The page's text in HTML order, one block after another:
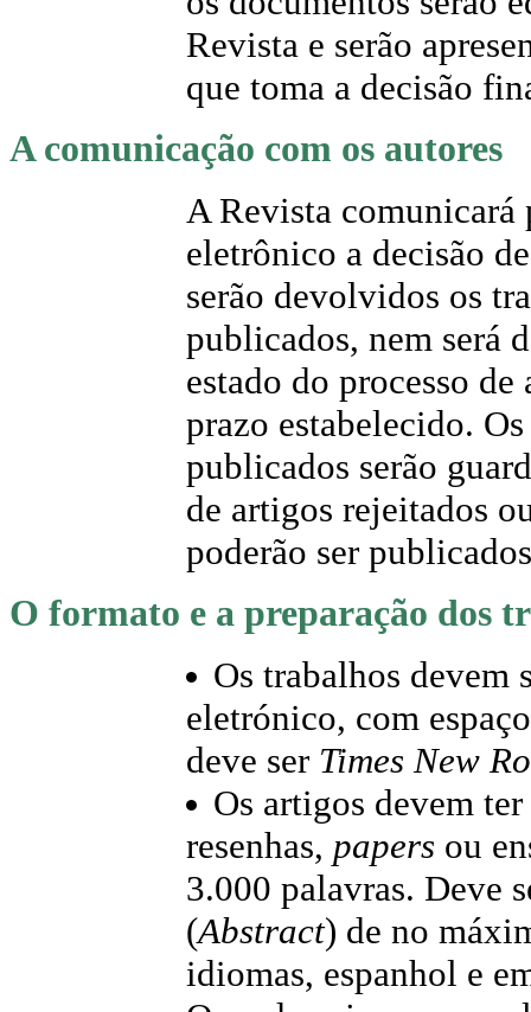
Revista e serão
que toma a decisão
A comunicação com os autores
A Revista comunicará
eletrônico a decisão
serão devolvidos os
publicados, nem será
estado do processo
prazo estabelecido.
publicados serão
de artigos rejeitados
poderão ser
O formato e a preparação dos
Os trabalhos devem
eletrónico, com
deve ser Times New
Os artigos devem
resenhas, papers ou
3.000 palavras. Deve
(Abstract) de no
idiomas, espanhol e